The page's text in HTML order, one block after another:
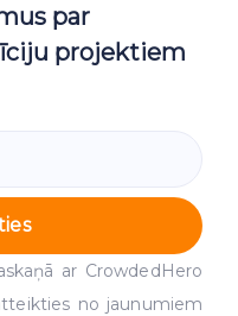
par
projektiem
ar CrowdedHero
no jaunumiem